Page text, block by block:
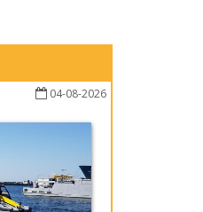
04-08-2026